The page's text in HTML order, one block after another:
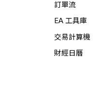
訂單流
EA 工具庫
交易計算機
財經日曆